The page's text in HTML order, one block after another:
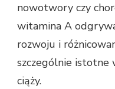
nowotwory czy
witamina A
rozwoju i
szczególnie istotne
ciąży.